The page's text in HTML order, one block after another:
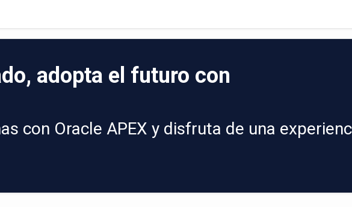
adopta el futuro con
con Oracle APEX y disfruta de una